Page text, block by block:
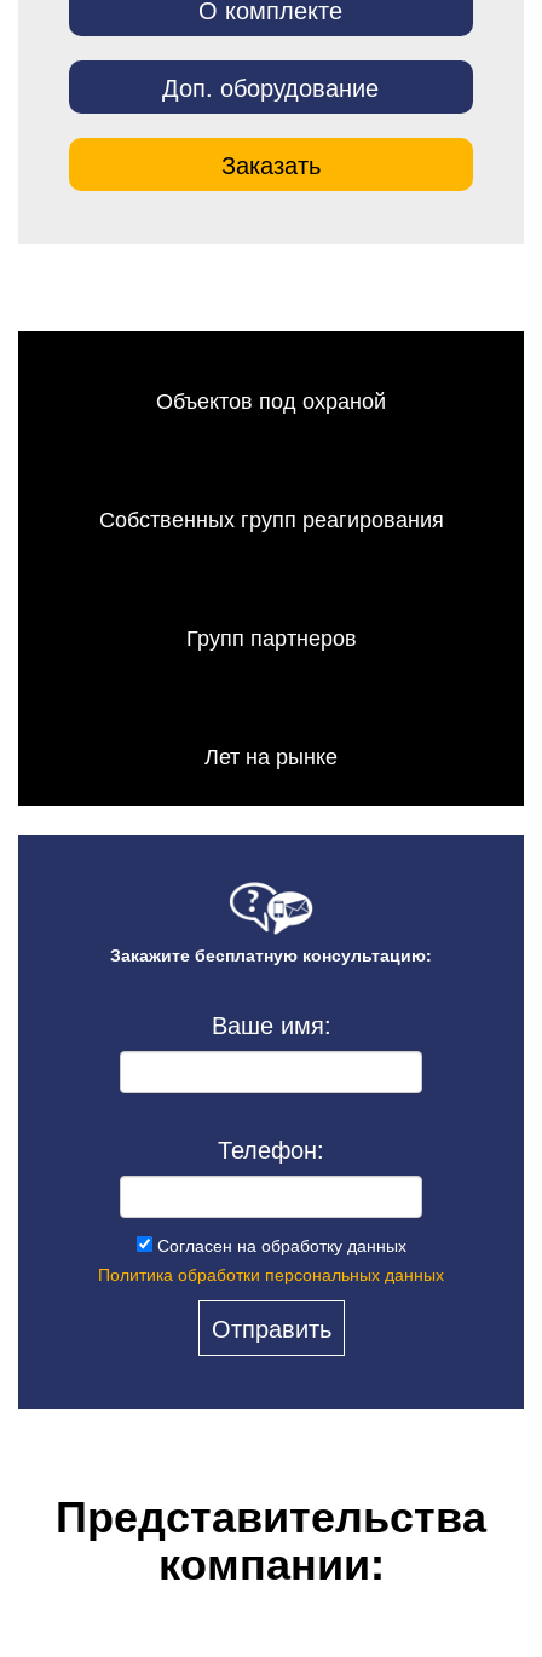
О комплекте
Доп. оборудование
Заказать
Объектов под охраной
Собственных групп реагирования
Групп партнеров
Лет на рынке
Закажите бесплатную консультацию:
Ваше имя:
Телефон:
Согласен на обработку данных
Политика обработки персональных данных
Представительства
компании: